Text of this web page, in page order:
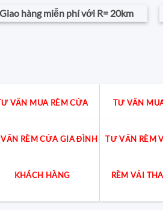
Giao hàng miễn phí với R= 20km
VẤN MUA RÈM CỬA TƯ VẤN
RÈM CỬA GIA ĐÌNH TƯ VẤN RÈM
KHÁCH HÀNG RÈM VẢI